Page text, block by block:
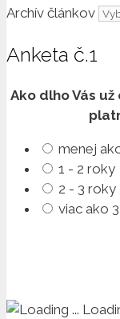
Archív článkov
Anketa č.1
Ako dlho Vás
menej
1 - 2 roky
2 - 3 roky
viac ako